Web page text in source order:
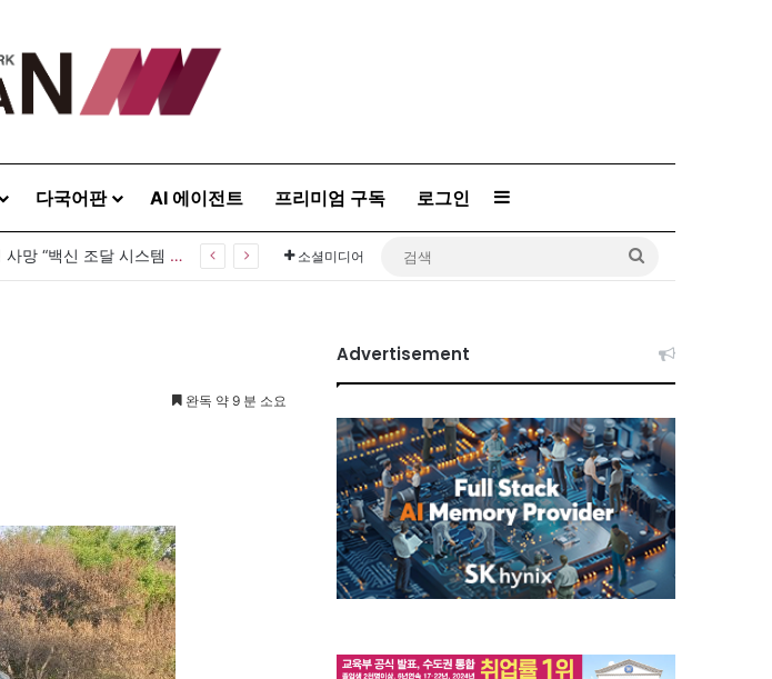
다국어판 AI 에이전트 프리미엄 구독 로그인 Sidebar
소셜미디어
완독 약 9 분 소요
Advertisement